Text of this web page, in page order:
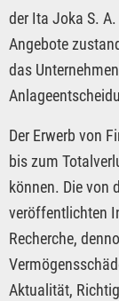
der Ita Joka S.
Angebote
das
Der Erwerb von
bis zum
können. Die von
veröffentlichten
Recherche,
Aktualität,